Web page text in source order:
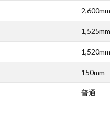
2,600mm
1,525mm
1,520mm
150mm
普通